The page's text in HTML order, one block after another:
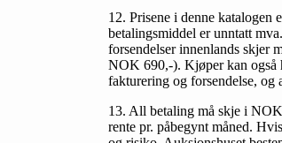
12. Prisene i denne
betalingsmiddel er unntatt
forsendelser innenlands skjer
NOK 690,-). Kjøper kan også
fakturering og forsendelse, og
13. All betaling må skje i
rente pr. påbegynt måned.